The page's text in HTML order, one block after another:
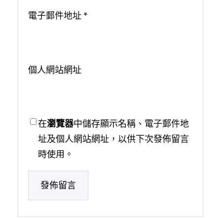
電子郵件地址 *
個人網站網址
在瀏覽器中儲存顯示名稱、電子郵件地
址及個人網站網址，以供下次發佈留言
時使用。